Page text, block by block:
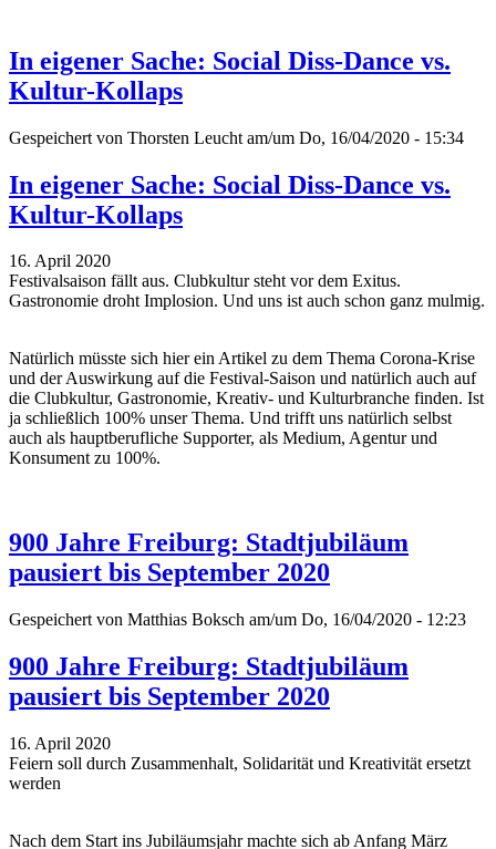
In eigener Sache: Social Diss-Dance vs.
Kultur-Kollaps
Gespeichert von Thorsten Leucht am/um Do, 16/04/2020 - 15:34
In eigener Sache: Social Diss-Dance vs.
Kultur-Kollaps
16. April 2020
Festivalsaison fällt aus. Clubkultur steht vor dem Exitus.
Gastronomie droht Implosion. Und uns ist auch schon ganz mulmig.
Natürlich müsste sich hier ein Artikel zu dem Thema Corona-Krise
und der Auswirkung auf die Festival-Saison und natürlich auch auf
die Clubkultur, Gastronomie, Kreativ- und Kulturbranche finden. Ist
ja schließlich 100% unser Thema. Und trifft uns natürlich selbst
auch als hauptberufliche Supporter, als Medium, Agentur und
Konsument zu 100%.
900 Jahre Freiburg: Stadtjubiläum
pausiert bis September 2020
Gespeichert von Matthias Boksch am/um Do, 16/04/2020 - 12:23
900 Jahre Freiburg: Stadtjubiläum
pausiert bis September 2020
16. April 2020
Feiern soll durch Zusammenhalt, Solidarität und Kreativität ersetzt
werden
Nach dem Start ins Jubiläumsjahr machte sich ab Anfang März